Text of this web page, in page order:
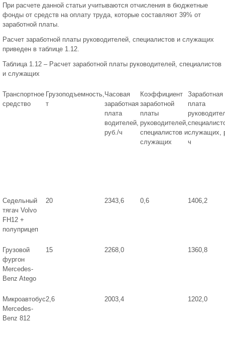
При расчете данной статьи учитываются отчисления в бюджетные
фонды от средств на оплату труда, которые составляют 39% от
заработной платы.
Расчет заработной платы руководителей, специалистов и служащих
приведен в таблице 1.12.
Таблица 1.12 – Расчет заработной платы руководителей, специалистов
и служащих
Транспортное
средство
Грузоподъемность,
т
Часовая
заработная
плата
водителей,
руб./ч
Коэффициент
заработной
платы
руководителей,
специалистов и
служащих
Заработная
плата
служащих,
ч
Седельный
тягач Volvo
FH12 +
полуприцеп
20 2343,6 0,6 1406,2
Грузовой
фургон
Mercedes-
Benz Atego
15 2268,0 1360,8
Микроавтобус
Mercedes-
Benz 812
2,6 2003,4 1202,0